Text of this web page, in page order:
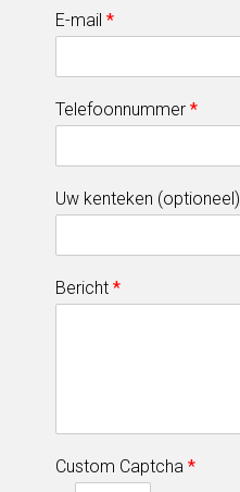
E-mail *
Telefoonnummer *
Uw kenteken (optioneel)
Bericht *
Custom Captcha *